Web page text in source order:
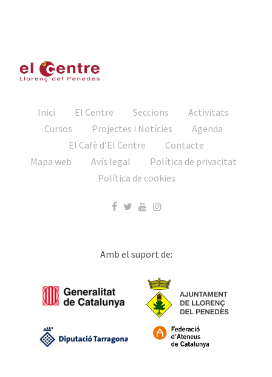
Inici El Centre Seccions
Activitats
Cursos
Projectes i Notícies
Agenda
El Cafè d’El Centre
Contacte
Mapa web
Avís legal
Política de privacitat
Política de cookies
Amb el suport de: